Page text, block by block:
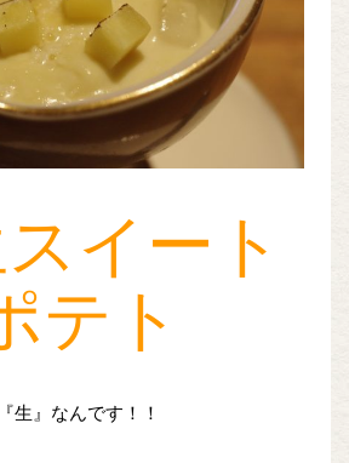
イート
テト
『生』なんです！！